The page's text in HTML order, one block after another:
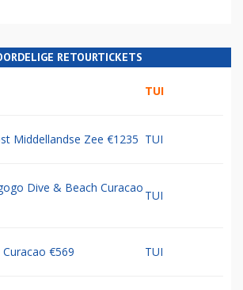
RETOURTICKETS
TUI
Middellandse Zee €1235 TUI
Dive & Beach Curacao
TUI
€569 TUI